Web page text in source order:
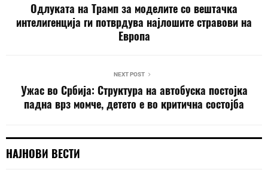
Одлуката на Трамп за моделите со вештачка
интелигенција ги потврдува најлошите стравови на
Европа
NEXT POST
Ужас во Србија: Структура на автобуска постојка
падна врз момче, детето е во критична состојба
НАЈНОВИ ВЕСТИ